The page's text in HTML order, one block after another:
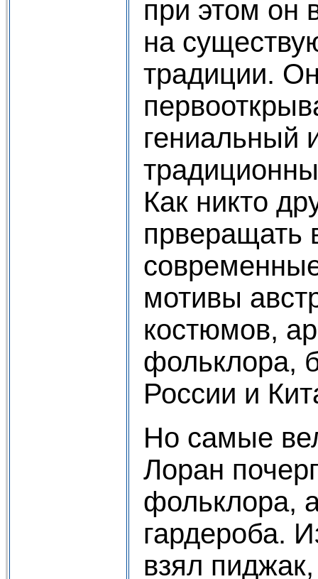
при этом он
на
традиции.
гениальный
Как никто
прверащать
мотивы
костюмов,
фольклора,
России и
Но самые
Лоран
фольклора,
гардероба.
взял